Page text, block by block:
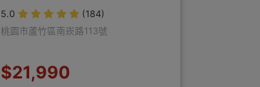
5.0
(184)
桃園市蘆竹區南崁路113號
$21,990